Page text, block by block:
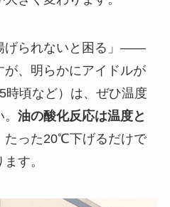
げられないと困る」——
が、明らかにアイドルが
時頃など）は、ぜひ温度
油の酸化反応は温度と
たった20℃下げるだけで
す。